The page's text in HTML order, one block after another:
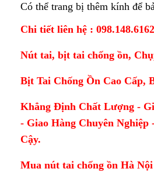
Có thể trang bị thêm kính để
Chi tiết liên hệ : 098.148.6162
Nút tai, bịt tai chống ồn,
Bịt Tai Chống Ồn Cao Cấp,
Khẳng Định Chất Lượng -
- Giao Hàng Chuyên
Cậy.
Mua nút tai chống ồn Hà